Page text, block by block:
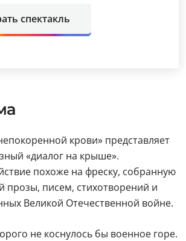
спектакль
крови» представляет
«диалог на крыше».
похоже на фреску, собранную
прозы, писем, стихотворений и
Великой Отечественной войне.
не коснулось бы военное горе.